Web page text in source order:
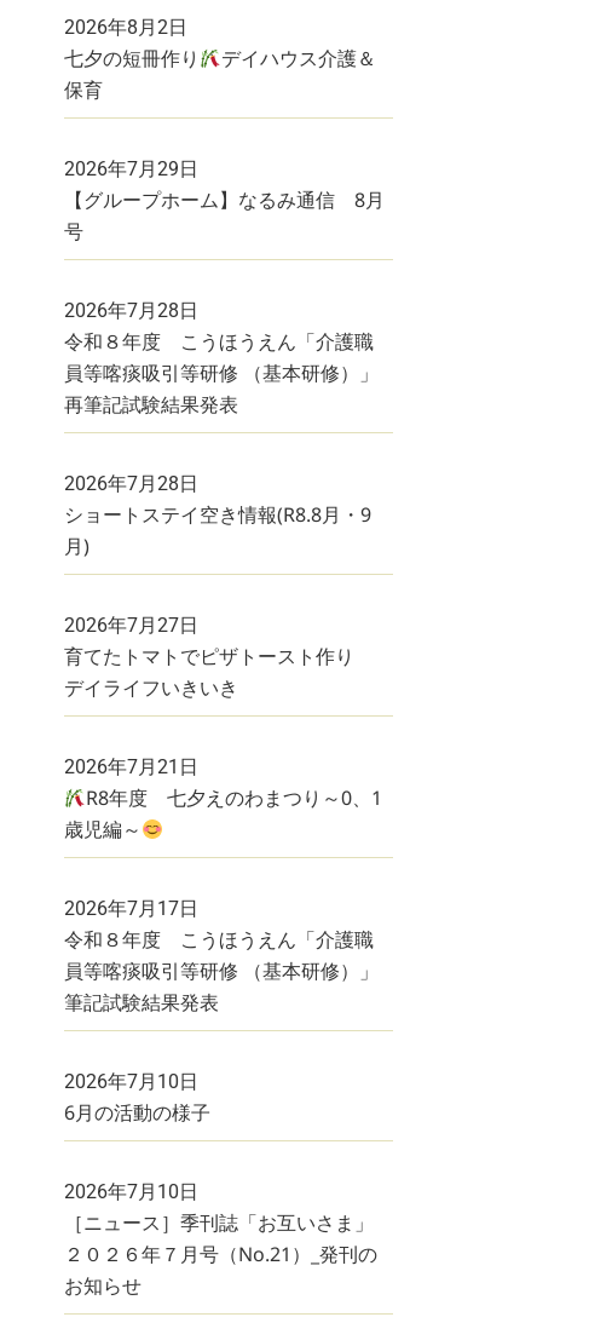
2026年8月2日
七夕の短冊作り
デイハウス介護＆
保育
2026年7月29日
【グループホーム】なるみ通信 8月
号
2026年7月28日
令和８年度 こうほうえん「介護職
員等喀痰吸引等研修 （基本研修）」
再筆記試験結果発表
2026年7月28日
ショートステイ空き情報(R8.8月・9
月)
2026年7月27日
育てたトマトでピザトースト作り
デイライフいきいき
2026年7月21日
R8年度 七夕えのわまつり～0、1
歳児編～
2026年7月17日
令和８年度 こうほうえん「介護職
員等喀痰吸引等研修 （基本研修）」
筆記試験結果発表
2026年7月10日
6月の活動の様子
2026年7月10日
［ニュース］季刊誌「お互いさま」
２０２６年７月号（No.21）_発刊の
お知らせ